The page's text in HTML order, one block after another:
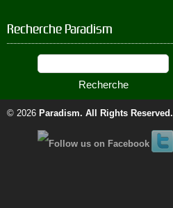
Recherche Paradism
© 2026 Paradism. All Rights Reserved.